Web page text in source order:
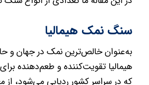
سنگ نمک هیمالیا
هیمالیا تقویت‌کننده و طعم‌دهنده
که در سراسر کشور ردیابی می‌شود،